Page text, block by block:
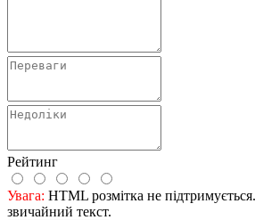
Рейтинг
Увага: HTML розмітка не
звичайний текст.